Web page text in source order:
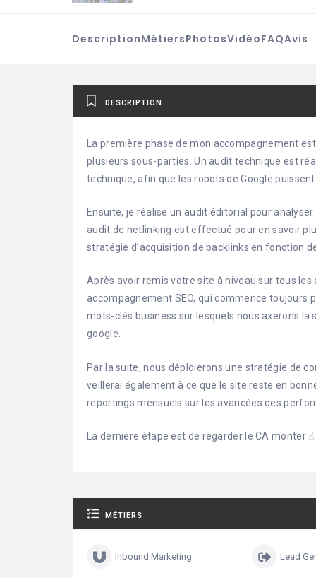
DescriptionMétiersPhotosVidéoFAQAvis
DESCRIPTION
La première phase de mon accompagnement
plusieurs sous-parties. Un audit technique est
technique, afin que les robots de Google
Ensuite, je réalise un audit éditorial pour
audit de netlinking est effectué pour en savoir
stratégie d’acquisition de backlinks en fonction
Après avoir remis votre site à niveau sur tous
accompagnement SEO, qui commence
mots-clés business sur lesquels nous axerons
google.
Par la suite, nous déploierons une stratégie de
veillerai également à ce que le site reste en
reportings mensuels sur les avancées des
La dernière étape est de regarder le CA monter ☝︎
MÉTIERS
Inbound Marketing Lead